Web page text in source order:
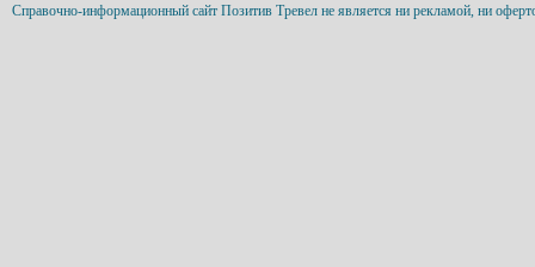
Справочно-информационный сайт Позитив Тревел не является ни рекламой, ни